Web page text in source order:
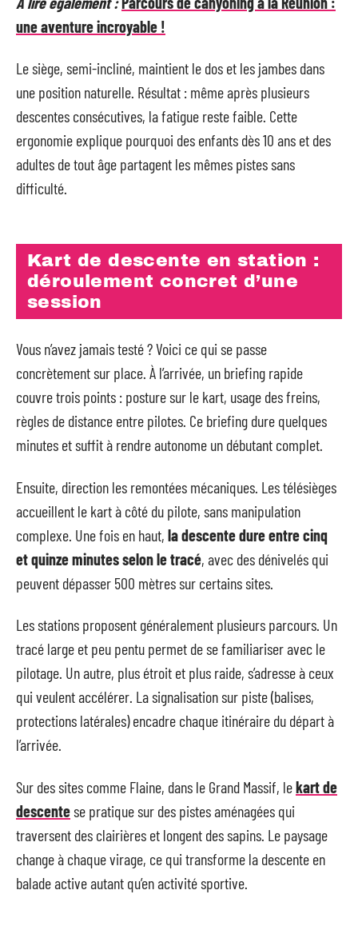
une aventure incroyable !
Le siège, semi-incliné, maintient le dos et les jambes dans
une position naturelle. Résultat : même après plusieurs
descentes consécutives, la fatigue reste faible. Cette
ergonomie explique pourquoi des enfants dès 10 ans et des
adultes de tout âge partagent les mêmes pistes sans
difficulté.
Kart de descente en station :
déroulement concret d’une
session
Vous n’avez jamais testé ? Voici ce qui se passe
concrètement sur place. À l’arrivée, un briefing rapide
couvre trois points : posture sur le kart, usage des freins,
règles de distance entre pilotes. Ce briefing dure quelques
minutes et suffit à rendre autonome un débutant complet.
Ensuite, direction les remontées mécaniques. Les télésièges
accueillent le kart à côté du pilote, sans manipulation
complexe. Une fois en haut, la descente dure entre cinq
et quinze minutes selon le tracé, avec des dénivelés qui
peuvent dépasser 500 mètres sur certains sites.
Les stations proposent généralement plusieurs parcours. Un
tracé large et peu pentu permet de se familiariser avec le
pilotage. Un autre, plus étroit et plus raide, s’adresse à ceux
qui veulent accélérer. La signalisation sur piste (balises,
protections latérales) encadre chaque itinéraire du départ à
l’arrivée.
Sur des sites comme Flaine, dans le Grand Massif, lekart de
descentese pratique sur des pistes aménagées qui
traversent des clairières et longent des sapins. Le paysage
change à chaque virage, ce qui transforme la descente en
balade active autant qu’en activité sportive.